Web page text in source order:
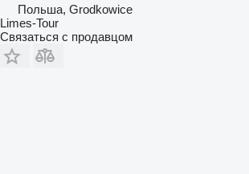
Польша, Grodkowice
Limes-Tour
Связаться с продавцом